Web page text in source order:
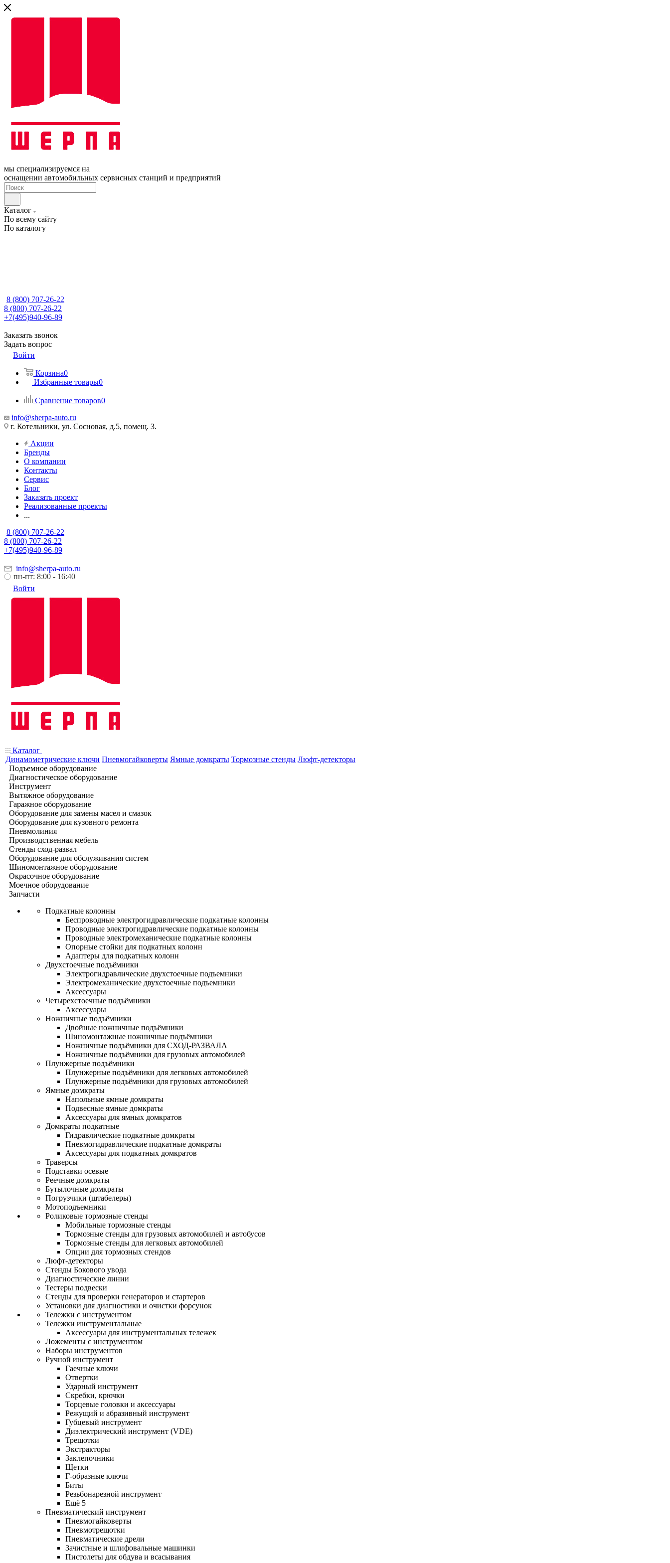
мы специализируемся на
оснащении автомобильных сервисных станций и предприятий
Каталог
По всему сайту
По каталогу
8 (800) 707-26-22
8 (800) 707-26-22
+7(495)940-96-89
Заказать звонок
Задать вопрос
Войти
Корзина0
Избранные товары0
Сравнение товаров0
info@sherpa-auto.ru
г. Котельники, ул. Сосновая, д.5, помещ. 3.
Акции
Бренды
О компании
Контакты
Сервис
Блог
Заказать проект
Реализованные проекты
...
8 (800) 707-26-22
8 (800) 707-26-22
+7(495)940-96-89
info@sherpa-auto.ru
пн-пт: 8:00 - 16:40
Войти
Каталог
Динамометрические ключи Пневмогайковерты Ямные домкраты Тормозные стенды Люфт-детекторы
Подъемное оборудование
Диагностическое оборудование
Инструмент
Вытяжное оборудование
Гаражное оборудование
Оборудование для замены масел и смазок
Оборудование для кузовного ремонта
Пневмолиния
Производственная мебель
Стенды сход-развал
Оборудование для обслуживания систем
Шиномонтажное оборудование
Окрасочное оборудование
Моечное оборудование
Запчасти
Подкатные колонны
Беспроводные электрогидравлические подкатные колонны
Проводные электрогидравлические подкатные колонны
Проводные электромеханические подкатные колонны
Опорные стойки для подкатных колонн
Адаптеры для подкатных колонн
Двухстоечные подъёмники
Электрогидравлические двухстоечные подъемники
Электромеханические двухстоечные подъемники
Аксессуары
Четырехстоечные подъёмники
Аксессуары
Ножничные подъёмники
Двойные ножничные подъёмники
Шиномонтажные ножничные подъёмники
Ножничные подъёмники для СХОД-РАЗВАЛА
Ножничные подъёмники для грузовых автомобилей
Плунжерные подъёмники
Плунжерные подъёмники для легковых автомобилей
Плунжерные подъёмники для грузовых автомобилей
Ямные домкраты
Напольные ямные домкраты
Подвесные ямные домкраты
Аксессуары для ямных домкратов
Домкраты подкатные
Гидравлические подкатные домкраты
Пневмогидравлические подкатные домкраты
Аксессуары для подкатных домкратов
Траверсы
Подставки осевые
Реечные домкраты
Бутылочные домкраты
Погрузчики (штабелеры)
Мотоподъемники
Роликовые тормозные стенды
Мобильные тормозные стенды
Тормозные стенды для грузовых автомобилей и автобусов
Тормозные стенды для легковых автомобилей
Опции для тормозных стендов
Люфт-детекторы
Стенды Бокового увода
Диагностические линии
Тестеры подвески
Стенды для проверки генераторов и стартеров
Установки для диагностики и очистки форсунок
Тележки с инструментом
Тележки инструментальные
Аксессуары для инструментальных тележек
Ложементы с инструментом
Наборы инструментов
Ручной инструмент
Гаечные ключи
Отвертки
Ударный инструмент
Скребки, крючки
Торцевые головки и аксессуары
Режущий и абразивный инструмент
Губцевый инструмент
Диэлектрический инструмент (VDE)
Трещотки
Экстракторы
Заклепочники
Щетки
Г-образные ключи
Биты
Резьбонарезной инструмент
Ещё 5
Пневматический инструмент
Пневмогайковерты
Пневмотрещотки
Пневматические дрели
Зачистные и шлифовальные машинки
Пистолеты для обдува и всасывания